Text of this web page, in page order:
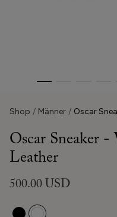
Shop Männer Oscar
Oscar Sneaker
Leather
500.00 USD